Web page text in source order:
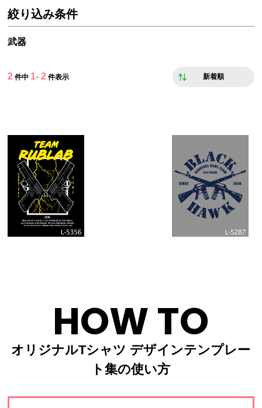
絞り込み条件
武器
2 件中 1- 2 件表示 新着順
HOW TO
オリジナルTシャツ デザインテンプレー
ト集の使い方